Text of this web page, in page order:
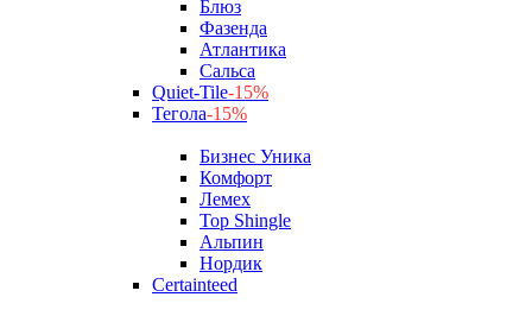
Блюз
Фазенда
Атлантика
Сальса
Quiet-Tile-15%
Тегола-15%
Бизнес Уника
Комфорт
Лемех
Top Shingle
Альпин
Нордик
Certainteed